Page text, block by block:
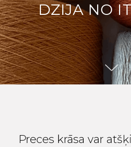
DZIJA NO
Preces krāsa var